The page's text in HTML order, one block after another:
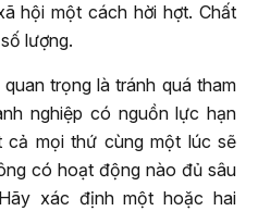
hội một cách hời hợt. Chất
lượng.
trọng là tránh quá tham
nghiệp có nguồn lực hạn
cả mọi thứ cùng một lúc sẽ
có hoạt động nào đủ sâu
xác định một hoặc hai